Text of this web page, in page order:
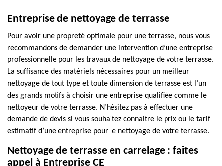
Entreprise de nettoyage de terrasse
Pour avoir une propreté optimale pour une terrasse, nous vous
recommandons de demander une intervention d’une entreprise
professionnelle pour les travaux de nettoyage de votre terrasse.
La suffisance des matériels nécessaires pour un meilleur
nettoyage de tout type et toute dimension de terrasse est l’un
des grands motifs à choisir une entreprise qualifiée comme le
nettoyeur de votre terrasse. N’hésitez pas à effectuer une
demande de devis si vous souhaitez connaitre le prix ou le tarif
estimatif d’une entreprise pour le nettoyage de votre terrasse.
Nettoyage de terrasse en carrelage : faites
appel à Entreprise CE